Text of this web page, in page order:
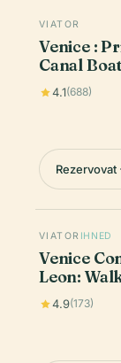
VIATOR
Venice :
Canal
4.1(688)
Rezervovat
VIATOR IHNED
Venice
Leon:
4.9(173)